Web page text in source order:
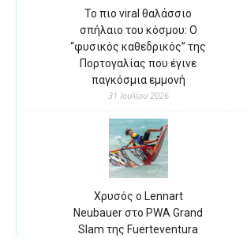
Το πιο viral θαλάσσιο
σπήλαιο του κόσμου: Ο
“φυσικός καθεδρικός” της
Πορτογαλίας που έγινε
παγκόσμια εμμονή
31 Ιουλίου 2026
Χρυσός ο Lennart
Neubauer στο PWA Grand
Slam της Fuerteventura